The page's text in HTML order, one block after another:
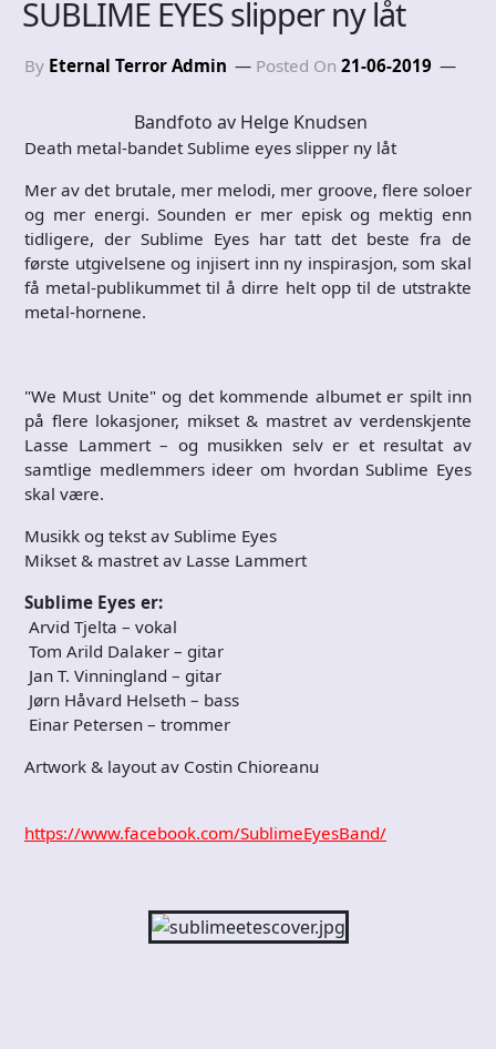
SUBLIME EYES slipper ny låt
By Eternal Terror Admin Posted On 21-06-2019
Bandfoto av Helge Knudsen
Death metal-bandet Sublime eyes slipper ny låt
Mer av det brutale, mer melodi, mer groove, flere soloer
og mer energi. Sounden er mer episk og mektig enn
tidligere, der Sublime Eyes har tatt det beste fra de
første utgivelsene og injisert inn ny inspirasjon, som skal
få metal-publikummet til å dirre helt opp til de utstrakte
metal-hornene.
"We Must Unite" og det kommende albumet er spilt inn
på flere lokasjoner, mikset & mastret av verdenskjente
Lasse Lammert – og musikken selv er et resultat av
samtlige medlemmers ideer om hvordan Sublime Eyes
skal være.
Musikk og tekst av Sublime Eyes
Mikset & mastret av Lasse Lammert
Sublime Eyes er:
Arvid Tjelta – vokal
Tom Arild Dalaker – gitar
Jan T. Vinningland – gitar
Jørn Håvard Helseth – bass
Einar Petersen – trommer
Artwork & layout av Costin Chioreanu
https://www.facebook.com/SublimeEyesBand/